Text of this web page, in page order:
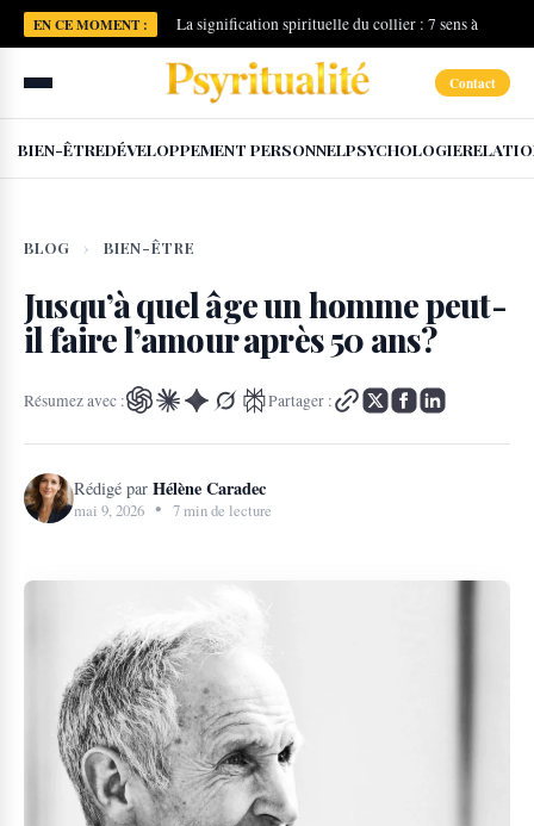
EN CE MOMENT :
La signification spirituelle du collier : 7 sens à
connaître
Contact
BIEN-ÊTREDÉVELOPPEMENT PERSONNELPSYCHOLOGIE
BLOG › BIEN-ÊTRE
Jusqu’à quel âge un homme peut-
il faire l’amour après 50 ans?
Résumez avec : Partager :
Rédigé par Hélène Caradec
mai 9, 2026 • 7 min de lecture